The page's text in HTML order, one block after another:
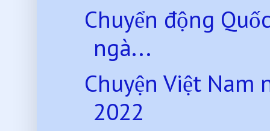
Chuyển động
ngà...
Chuyện Việt Nam
2022